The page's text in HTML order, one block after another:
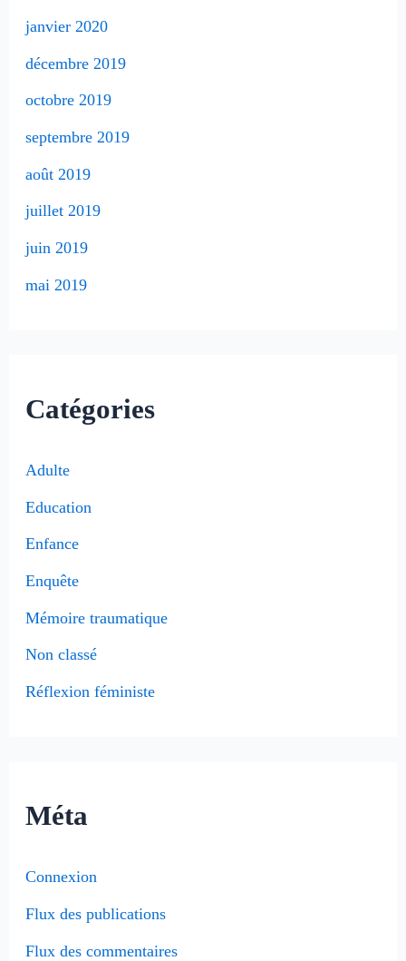
janvier 2020
décembre 2019
octobre 2019
septembre 2019
août 2019
juillet 2019
juin 2019
mai 2019
Catégories
Adulte
Education
Enfance
Enquête
Mémoire traumatique
Non classé
Réflexion féministe
Méta
Connexion
Flux des publications
Flux des commentaires